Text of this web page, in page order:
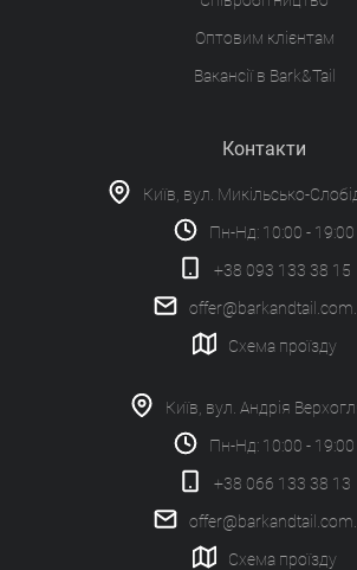
Оптовим клієнтам
Вакансії в Bark&Tail
Контакти
Київ, вул. Микільсько-
Пн-Нд: 10:00 - 19:00
+38 093 133 38 15
Схема проїзду
Київ, вул. Андрія
Пн-Нд: 10:00 - 19:00
+38 066 133 38 13
Схема проїзду